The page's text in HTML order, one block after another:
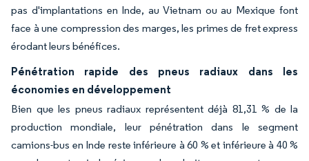
pas d'implantations en Inde, au Vietnam ou au Mexique font
face à une compression des marges, les primes de fret express
érodant leurs bénéfices.
Pénétration rapide des pneus radiaux dans les
économies en développement
Bien que les pneus radiaux représentent déjà 81,31 % de la
production mondiale, leur pénétration dans le segment
camions-bus en Inde reste inférieure à 60 % et inférieure à 40 %